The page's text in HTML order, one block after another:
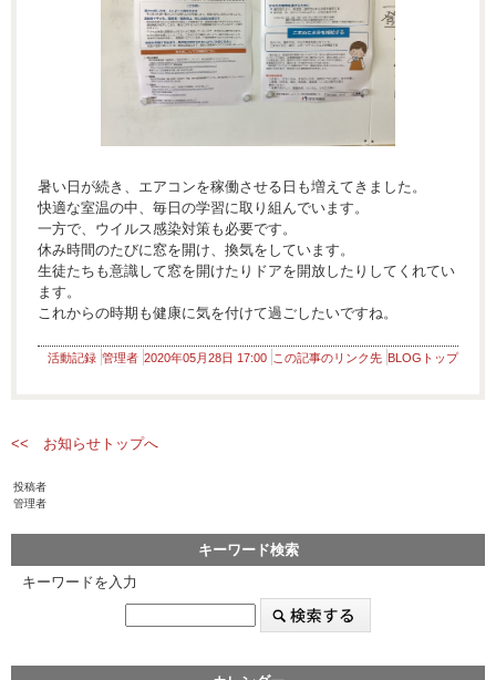
暑い日が続き、エアコンを稼働させる日も増えてきました。
快適な室温の中、毎日の学習に取り組んでいます。
一方で、ウイルス感染対策も必要です。
休み時間のたびに窓を開け、換気をしています。
生徒たちも意識して窓を開けたりドアを開放したりしてくれてい
ます。
これからの時期も健康に気を付けて過ごしたいですね。
活動記録 管理者 2020年05月28日 17:00 この記事のリンク先 BLOGトップ
<< お知らせトップへ
投稿者
管理者
キーワード検索
キーワードを入力